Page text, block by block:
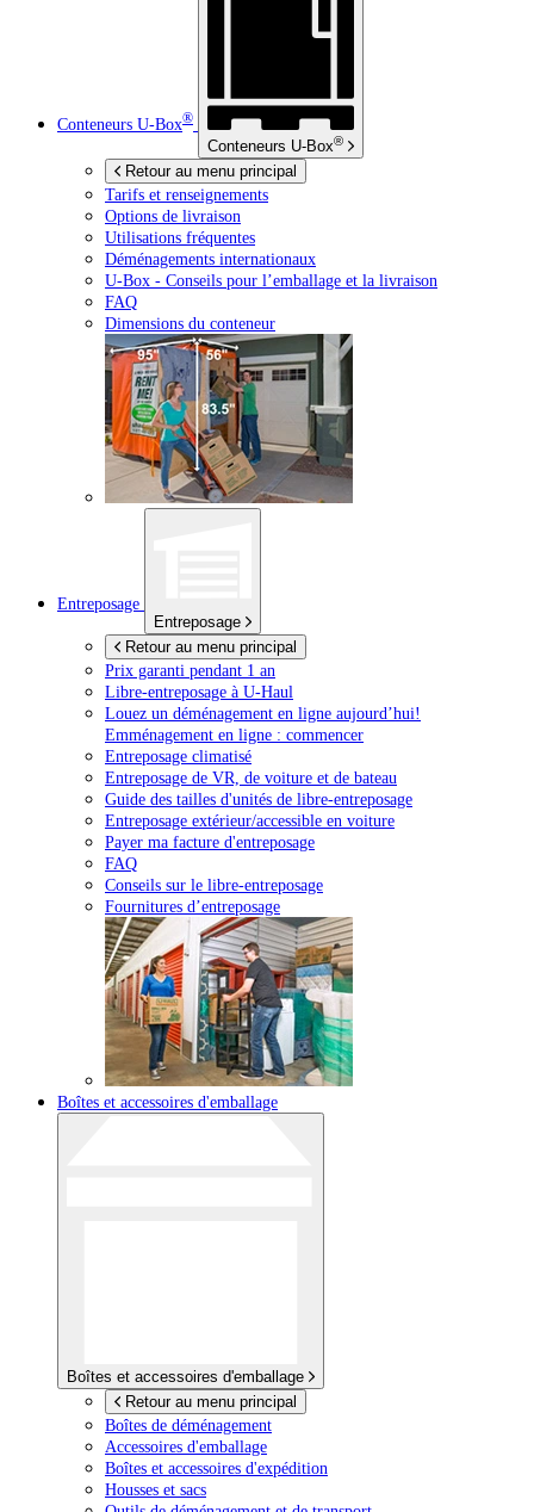
Conteneurs U-Box®
Conteneurs U-Box®
Retour au menu principal
Tarifs et renseignements
Options de livraison
Utilisations fréquentes
Déménagements internationaux
U-Box - Conseils pour l’emballage et la livraison
FAQ
Dimensions du conteneur
Entreposage
Entreposage
Retour au menu principal
Prix garanti pendant 1 an
Libre-entreposage à U-Haul
Louez un déménagement en ligne aujourd’hui!
Emménagement en ligne : commencer
Entreposage climatisé
Entreposage de VR, de voiture et de bateau
Guide des tailles d'unités de libre-entreposage
Entreposage extérieur/accessible en voiture
Payer ma facture d'entreposage
FAQ
Conseils sur le libre-entreposage
Fournitures d’entreposage
Boîtes et accessoires d'emballage
Boîtes et accessoires d'emballage
Retour au menu principal
Boîtes de déménagement
Accessoires d'emballage
Boîtes et accessoires d'expédition
Housses et sacs